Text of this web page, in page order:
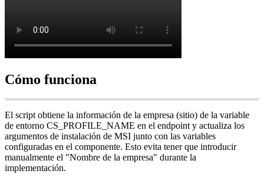
Cómo funciona
El script obtiene la información de la empresa (sitio) de la variable
de entorno CS_PROFILE_NAME en el endpoint y actualiza los
argumentos de instalación de MSI junto con las variables
configuradas en el componente. Esto evita tener que introducir
manualmente el "Nombre de la empresa" durante la
implementación.